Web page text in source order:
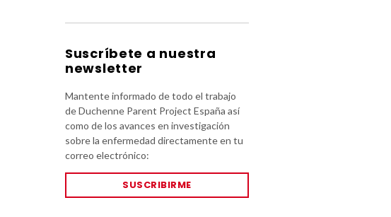
Suscríbete a nuestra
newsletter
Mantente informado de todo el trabajo
de Duchenne Parent Project España así
como de los avances en investigación
sobre la enfermedad directamente en tu
correo electrónico:
SUSCRIBIRME